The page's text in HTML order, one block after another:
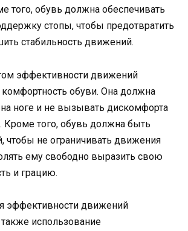
того, обувь должна обеспечивать
стопы, чтобы предотвратить
стабильность движений.
эффективности движений
комфортность обуви. Она должна
ноге и не вызывать дискомфорта
Кроме того, обувь должна быть
чтобы не ограничивать движения
ему свободно выразить свою
и грацию.
эффективности движений
использование